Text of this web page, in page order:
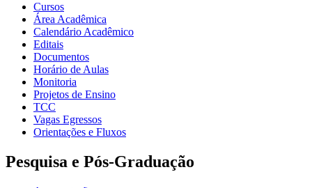
Cursos
Área Acadêmica
Calendário Acadêmico
Editais
Documentos
Horário de Aulas
Monitoria
Projetos de Ensino
TCC
Vagas Egressos
Orientações e Fluxos
Pesquisa e Pós-Graduação